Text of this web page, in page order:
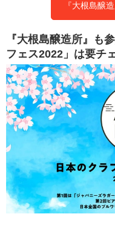
『大根島醸
『大根島醸造所』も
フェス2022」は要チ